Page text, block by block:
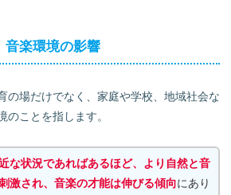
音楽環境の影響
の場だけでなく、家庭や学校、地域社会な
のことを指します。
な状況であればあるほど、より自然と音
激され、音楽の才能は伸びる傾向にあり